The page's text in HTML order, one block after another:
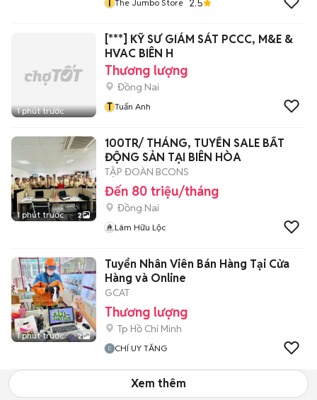
The Jumbo Store
1 phút trước
[***] KỸ SƯ GIÁM SÁT PCCC, M&E &
HVAC BIÊN H
Thương lượng
Đồng Nai
T Tuấn Anh
1 phút trước 2
100TR/ THÁNG, TUYỂN SALE BẤT
ĐỘNG SẢN TẠI BIÊN HÒA
TẬP ĐOÀN BCONS
Đến 80 triệu/tháng
Đồng Nai
Lâm Hữu Lộc
1 phút trước 2
Tuyển Nhân Viên Bán Hàng Tại Cửa
Hàng và Online
GCAT
Thương lượng
Tp Hồ Chí Minh
CHÍ UY TĂNG
Xem thêm